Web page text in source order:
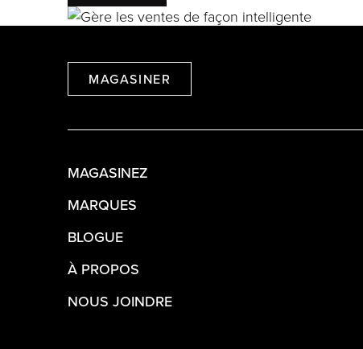
MAGASINER
MAGASINEZ
MARQUES
BLOGUE
À PROPOS
NOUS JOINDRE